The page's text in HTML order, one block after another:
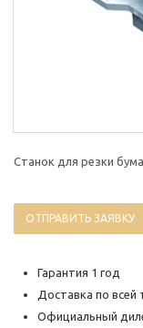
Станок для резки
ОТПРАВИТЬ ЗАЯВКУ
Гарантия 1 год
Доставка по
Официальный